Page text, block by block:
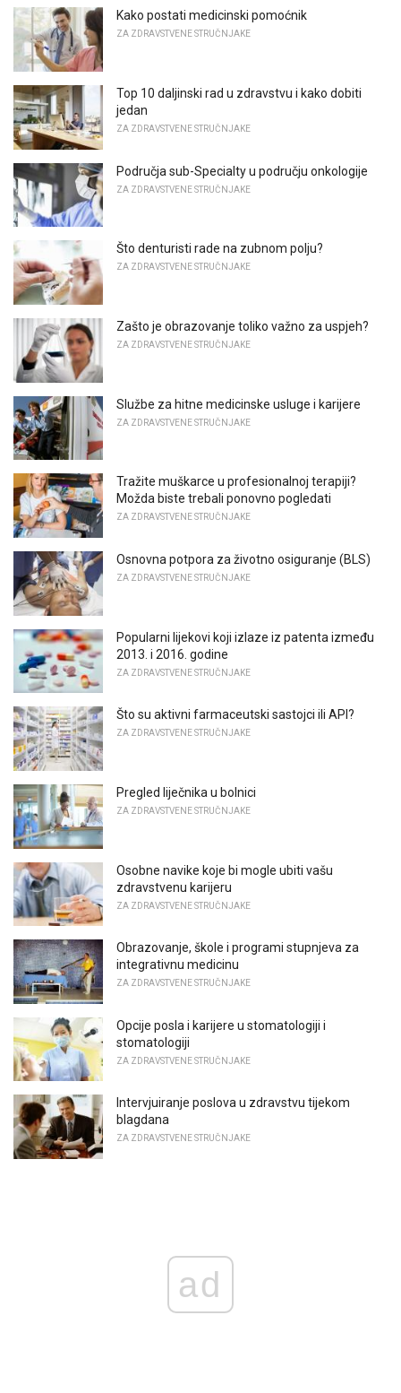
Kako postati medicinski pomoćnik
ZA ZDRAVSTVENE STRUČNJAKE
Top 10 daljinski rad u zdravstvu i kako dobiti
jedan
ZA ZDRAVSTVENE STRUČNJAKE
Područja sub-Specialty u području onkologije
ZA ZDRAVSTVENE STRUČNJAKE
Što denturisti rade na zubnom polju?
ZA ZDRAVSTVENE STRUČNJAKE
Zašto je obrazovanje toliko važno za uspjeh?
ZA ZDRAVSTVENE STRUČNJAKE
Službe za hitne medicinske usluge i karijere
ZA ZDRAVSTVENE STRUČNJAKE
Tražite muškarce u profesionalnoj terapiji?
Možda biste trebali ponovno pogledati
ZA ZDRAVSTVENE STRUČNJAKE
Osnovna potpora za životno osiguranje (BLS)
ZA ZDRAVSTVENE STRUČNJAKE
Popularni lijekovi koji izlaze iz patenta između
2013. i 2016. godine
ZA ZDRAVSTVENE STRUČNJAKE
Što su aktivni farmaceutski sastojci ili API?
ZA ZDRAVSTVENE STRUČNJAKE
Pregled liječnika u bolnici
ZA ZDRAVSTVENE STRUČNJAKE
Osobne navike koje bi mogle ubiti vašu
zdravstvenu karijeru
ZA ZDRAVSTVENE STRUČNJAKE
Obrazovanje, škole i programi stupnjeva za
integrativnu medicinu
ZA ZDRAVSTVENE STRUČNJAKE
Opcije posla i karijere u stomatologiji i
stomatologiji
ZA ZDRAVSTVENE STRUČNJAKE
Intervjuiranje poslova u zdravstvu tijekom
blagdana
ZA ZDRAVSTVENE STRUČNJAKE
ad